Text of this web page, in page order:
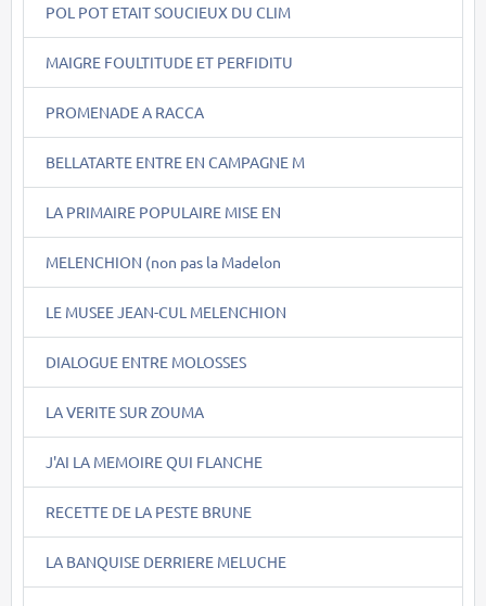
POL POT ETAIT SOUCIEUX DU CLIM
MAIGRE FOULTITUDE ET PERFIDITU
PROMENADE A RACCA
BELLATARTE ENTRE EN CAMPAGNE M
LA PRIMAIRE POPULAIRE MISE EN
MELENCHION (non pas la Madelon
LE MUSEE JEAN-CUL MELENCHION
DIALOGUE ENTRE MOLOSSES
LA VERITE SUR ZOUMA
J'AI LA MEMOIRE QUI FLANCHE
RECETTE DE LA PESTE BRUNE
LA BANQUISE DERRIERE MELUCHE